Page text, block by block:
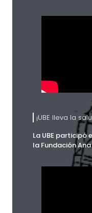
¡UBE lleva la
La UBE
la Fundación Ana.